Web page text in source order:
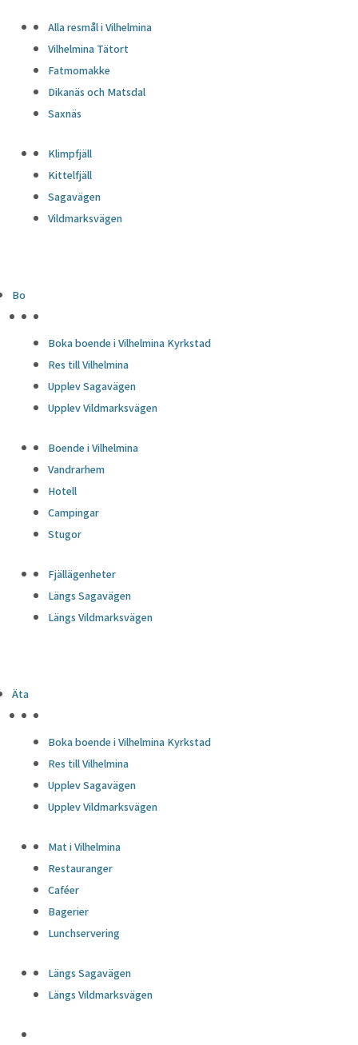
Alla resmål i Vilhelmina
Vilhelmina Tätort
Fatmomakke
Dikanäs och Matsdal
Saxnäs
Klimpfjäll
Kittelfjäll
Sagavägen
Vildmarksvägen
Bo
Boka boende i Vilhelmina Kyrkstad
Res till Vilhelmina
Upplev Sagavägen
Upplev Vildmarksvägen
Boende i Vilhelmina
Vandrarhem
Hotell
Campingar
Stugor
Fjällägenheter
Längs Sagavägen
Längs Vildmarksvägen
Äta
Boka boende i Vilhelmina Kyrkstad
Res till Vilhelmina
Upplev Sagavägen
Upplev Vildmarksvägen
Mat i Vilhelmina
Restauranger
Caféer
Bagerier
Lunchservering
Längs Sagavägen
Längs Vildmarksvägen